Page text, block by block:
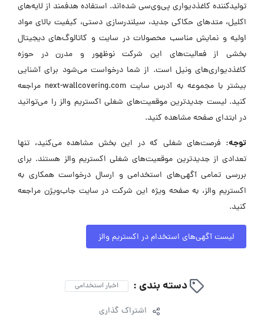
تولیدکننده کاغذدیواری پی‌وی‌سی شده‌اند. استفاده هدفمند از لایه‌های
اکلیل، متدهای حکاکی جدید، سیلندرسازی دستی، کیفیت بالای مواد
اولیه و نمایش مناسب محصولات در سایت و کاتالوگ‌های دیجیتال
بخشی از فعالیت‌های این شرکت نوظهور و مدرن در حوزه
کاغذدیواری‌های ونیل است. از شما درخواست می‌شود برای آشنایی
بیشتر با مجموعه به آدرس سایت next-wallcovering.com مراجعه
کنید. لیست جدیدترین موقعیت‌های شغلی اکستریم والز را می‌توانید
در ابتدای صفحه مشاهده کنید.
توجه: فرصت‌های شغلی که در این بخش مشاهده می‌کنید، تنها
تعدادی از جدیدترین موقعیت‌های شغلی اکستریم والز هستند. برای
بررسی تمامی آگهی‌های استخدامی و ارسال درخواست همکاری به
اکستریم والز، به صفحه ویژه این شرکت در سایت جاب‌ویژن مراجعه
کنید.
لیست آگهی‌های استخدام در اکستریم والز
دسته بندی : اخبار استخدامی
اشتراک گذاری